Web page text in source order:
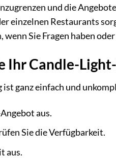
und die
einzelnen Restaurants
Sie Fragen haben
Ihr Candle-
ganz einfach und
aus.
Sie die Verfügbarkeit.
aus.